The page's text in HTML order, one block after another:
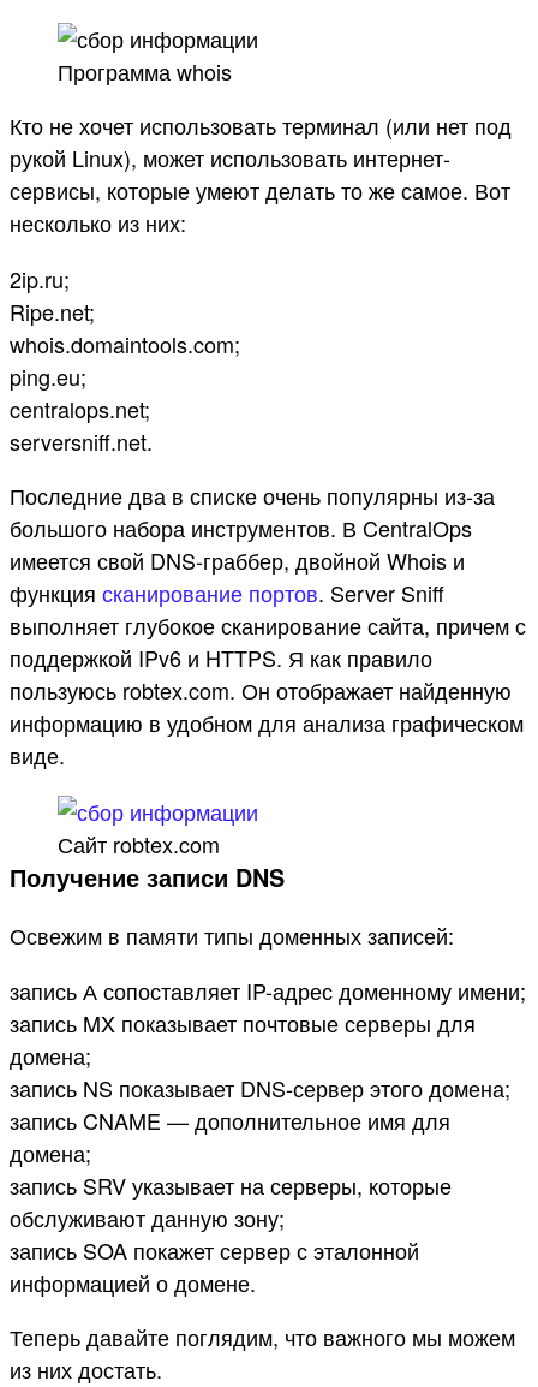
Программа whois
Кто не хочет использовать терминал (или нет под
рукой Linux), может использовать интернет-
сервисы, которые умеют делать то же самое. Вот
несколько из них:
2ip.ru;
Ripe.net;
whois.domaintools.com;
ping.eu;
centralops.net;
serversniff.net.
Последние два в списке очень популярны из-за
большого набора инструментов. В CentralOps
имеется свой DNS-граббер, двойной Whois и
функция сканирование портов. Server Sniff
выполняет глубокое сканирование сайта, причем с
поддержкой IPv6 и HTTPS. Я как правило
пользуюсь robtex.com. Он отображает найденную
информацию в удобном для анализа графическом
виде.
Сайт robtex.com
Получение записи DNS
Освежим в памяти типы доменных записей:
запись А сопоставляет IP-адрес доменному имени;
запись MX показывает почтовые серверы для
домена;
запись NS показывает DNS-сервер этого домена;
запись CNAME — дополнительное имя для
домена;
запись SRV указывает на серверы, которые
обслуживают данную зону;
запись SOA покажет сервер с эталонной
информацией о домене.
Теперь давайте поглядим, что важного мы можем
из них достать.